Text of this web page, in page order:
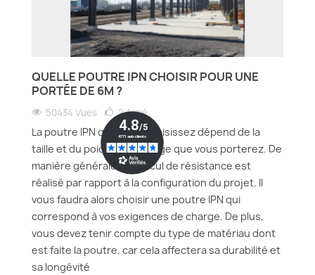
QUELLE POUTRE IPN CHOISIR POUR UNE
PORTÉE DE 6M ?
50434 Vues 2Aimé
La poutre IPN que vous choisissez dépend de la
taille et du poids de la charge que vous porterez. De
manière générale, un calcul de résistance est
réalisé par rapport à la configuration du projet. Il
vous faudra alors choisir une poutre IPN qui
correspond à vos exigences de charge. De plus,
vous devez tenir compte du type de matériau dont
est faite la poutre, car cela affectera sa durabilité et
sa longévité